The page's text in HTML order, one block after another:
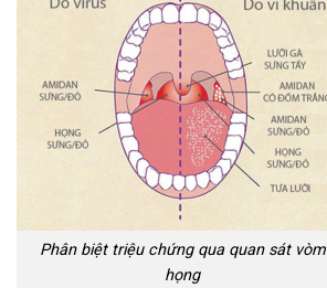
Phân biệt triệu chứng qua quan sát vòm
họng